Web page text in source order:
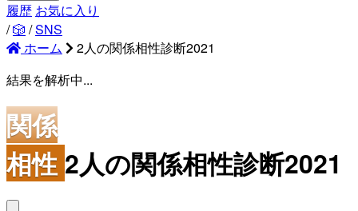
履歴 お気に入り
/🎲 /SNS
ホーム
2人の関係相性診断2021
結果を解析中...
関係
相性 2人の関係相性診断2021